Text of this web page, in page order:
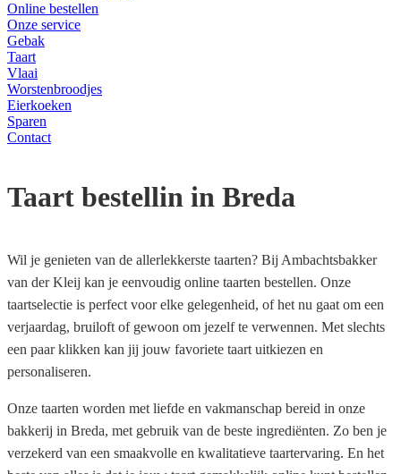
Online bestellen
Onze service
Gebak
Taart
Vlaai
Worstenbroodjes
Eierkoeken
Sparen
Contact
Taart bestellin in Breda
Wil je genieten van de allerlekkerste taarten? Bij Ambachtsbakker
van der Kleij kan je eenvoudig online taarten bestellen. Onze
taartselectie is perfect voor elke gelegenheid, of het nu gaat om een
verjaardag, bruiloft of gewoon om jezelf te verwennen. Met slechts
een paar klikken kan jij jouw favoriete taart uitkiezen en
personaliseren.
Onze taarten worden met liefde en vakmanschap bereid in onze
bakkerij in Breda, met gebruik van de beste ingrediënten. Zo ben je
verzekerd van een smaakvolle en kwalitatieve taartervaring. En het